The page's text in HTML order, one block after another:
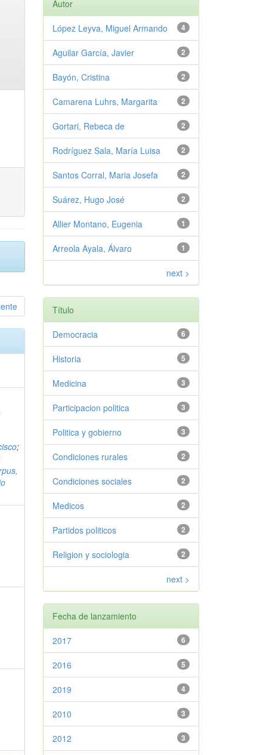
;
Autor
4
López Leyva, Miguel Armando
2
Aguilar García, Javier
2
Bayón, Cristina
2
Camarena Luhrs, Margarita
2
Gortari, Rebeca de
2
Rodríguez Sala, María Luisa
2
Santos Corral, Maria Josefa
2
Suárez, Hugo José
1
Allier Montano, Eugenia
1
Arreola Ayala, Álvaro
next >
Título
6
Democracia
5
Historia
3
Medicina
3
Participacion politica
3
Politica y gobierno
2
Condiciones rurales
2
Condiciones sociales
2
Medicos
2
Partidos politicos
2
Religion y sociologia
next >
Fecha de lanzamiento
6
2017
5
2016
4
2019
3
2010
3
2012